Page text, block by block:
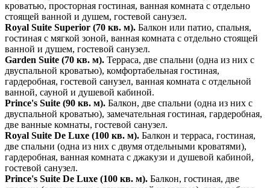
кроватью, просторная гостиная, ванная комната с отдельно
стоящей ванной и душем, гостевой санузел.
Royal Suite Superior (70 кв. м). Балкон или патио, спальня,
гостиная с мягкой зоной, ванная комната с отдельно стоящей
ванной и душем, гостевой санузел.
Garden Suite (70 кв. м). Терраса, две спальни (одна из них с
двуспальной кроватью), комфортабельная гостиная,
гардеробная, гостевой санузел, ванная комната с отдельной
ванной, сауной и душевой кабиной.
Prince's Suite (90 кв. м). Балкон, две спальни (одна из них с
двуспальной кроватью), замечательная гостиная, гардеробная,
две ванные комнаты, гостевой санузел.
Royal Suite De Luxe (100 кв. м). Балкон и терраса, гостиная,
две спальни (одна из них с двумя отдельными кроватями),
гардеробная, ванная комната с джакузи и душевой кабиной,
гостевой санузел.
Prince's Suite De Luxe (100 кв. м). Балкон, гостиная, две